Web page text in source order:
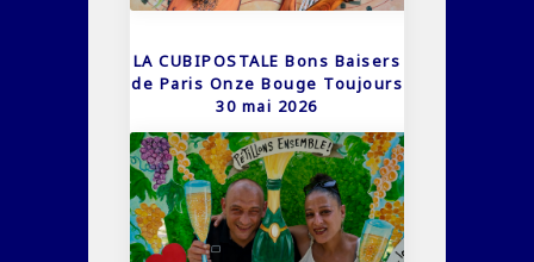
LA CUBIPOSTALE Bons Baisers
de Paris Onze Bouge Toujours
30 mai 2026